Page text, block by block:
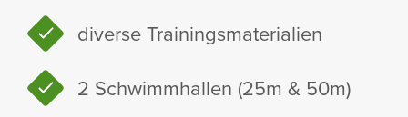
diverse Trai­nings­ma­te­ria­lien
2 Schwimm­hallen (25m & 50m)